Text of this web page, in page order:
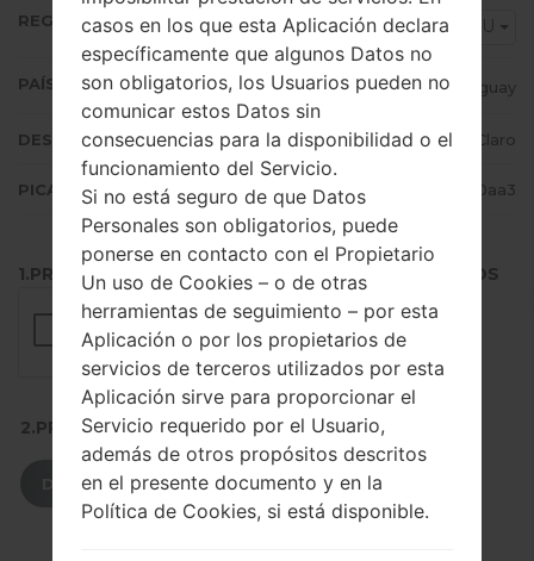
REGIÓN CTU
PAÍS (UN/EL PAÍS) Uruguay
DESCRIPCIÓN Claro
PICADILLO 3977cd41d584bf458b0dcd1ab2490aa3
1.PRESIONE EL BOTÓN PARA CARGAR LOS ARCHIVOS
2.PRESIONE PARA DESCARGAR
DESCARGAR
casos en los que esta Aplicación declara
específicamente que algunos Datos no
son obligatorios, los Usuarios pueden no
comunicar estos Datos sin
consecuencias para la disponibilidad o el
funcionamiento del Servicio.
Si no está seguro de que Datos
Personales son obligatorios, puede
ponerse en contacto con el Propietario
Un uso de Cookies – o de otras
herramientas de seguimiento – por esta
Aplicación o por los propietarios de
servicios de terceros utilizados por esta
Aplicación sirve para proporcionar el
Servicio requerido por el Usuario,
además de otros propósitos descritos
en el presente documento y en la
Política de Cookies, si está disponible.